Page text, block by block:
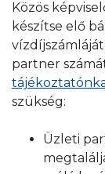
Kérjük,
keresi fel
tüntesse
azonosítót
Közös
készítse elő
partner
szükség:
Üzleti